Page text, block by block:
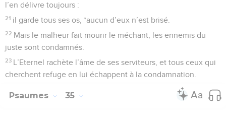
l’en délivre toujours :
21 il garde tous ses os, *aucun d’eux n’est brisé.
22 Mais le malheur fait mourir le méchant, les ennemis du
juste sont condamnés.
23 L’Eternel rachète l’âme de ses serviteurs, et tous ceux qui
cherchent refuge en lui échappent à la condamnation.
Psaumes 35